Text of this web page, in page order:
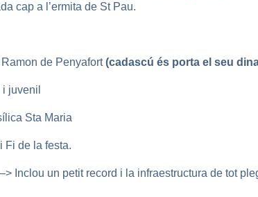
cap a l’ermita de St Pau.
de Penyafort(cadascú és porta el seu
juvenil
Sta Maria
Fi de la festa.
Inclou un petit record i la infraestructura de tot